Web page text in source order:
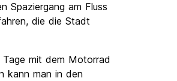
Spaziergang am Fluss
die die Stadt
mit dem Motorrad
kann man in den